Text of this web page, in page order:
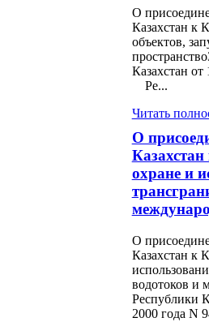
на 1999 год
О племенном
О радиационной
населения
О
Казахстан к
объектов,
Казахстан
Ре...
Читать
О
охране и
О
Казахстан к
водотоков и
Республики
2000 года N